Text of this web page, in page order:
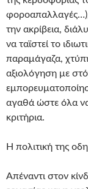
φοροαπαλλαγές…),
την ακρίβεια,
να ταϊστεί το
παραμάγαζα,
αξιολόγηση με
αγαθά ώστε όλα να
κριτήρια.
Η πολιτική της
Απέναντι στον